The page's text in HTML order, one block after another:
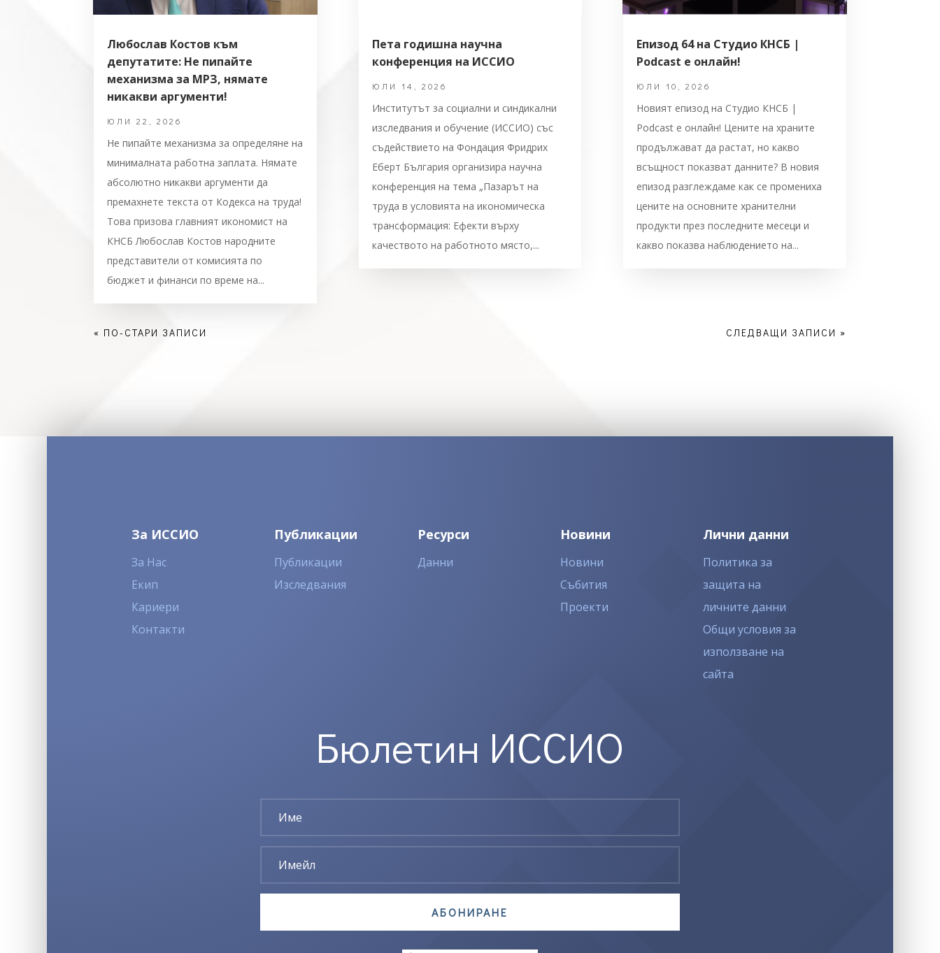
Любослав Костов към
депутатите: Не пипайте
механизма за МРЗ, нямате
никакви аргументи!
ЮЛИ 22, 2026
Не пипайте механизма за определяне на
минималната работна заплата. Нямате
абсолютно никакви аргументи да
премахнете текста от Кодекса на труда!
Това призова главният икономист на
КНСБ Любослав Костов народните
представители от комисията по
бюджет и финанси по време на...
Пета годишна научна
конференция на ИССИО
ЮЛИ 14, 2026
Институтът за социални и синдикални
изследвания и обучение (ИССИО) със
съдействието на Фондация Фридрих
Еберт България организира научна
конференция на тема „Пазарът на
труда в условията на икономическа
трансформация: Ефекти върху
качеството на работното място,...
Епизод 64 на Студио КНСБ |
Podcast е онлайн!
ЮЛИ 10, 2026
Новият епизод на Студио КНСБ |
Podcast е онлайн! Цените на храните
продължават да растат, но какво
всъщност показват данните? В новия
епизод разглеждаме как се промениха
цените на основните хранителни
продукти през последните месеци и
какво показва наблюдението на...
« ПО-СТАРИ ЗАПИСИ СЛЕДВАЩИ ЗАПИСИ »
За ИССИО
За Нас
Екип
Кариери
Контакти
Публикации
Публикации
Изследвания
Ресурси
Данни
Новини
Новини
Събития
Проекти
Лични данни
Политика за
защита на
личните данни
Общи условия за
използване на
сайта
Бюлетин ИССИО
АБОНИРАНЕ